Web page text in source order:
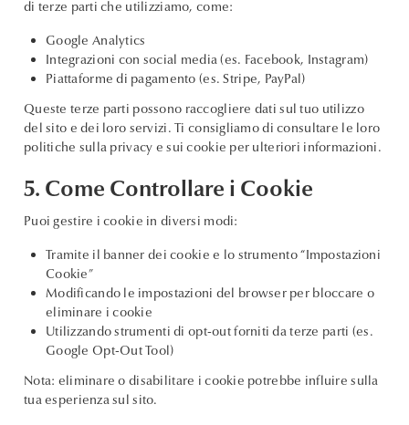
di terze parti che utilizziamo, come:
Google Analytics
Integrazioni con social media (es. Facebook, Instagram)
Piattaforme di pagamento (es. Stripe, PayPal)
Queste terze parti possono raccogliere dati sul tuo utilizzo
del sito e dei loro servizi. Ti consigliamo di consultare le loro
politiche sulla privacy e sui cookie per ulteriori informazioni.
5. Come Controllare i Cookie
Puoi gestire i cookie in diversi modi:
Tramite il banner dei cookie e lo strumento “Impostazioni
Cookie”
Modificando le impostazioni del browser per bloccare o
eliminare i cookie
Utilizzando strumenti di opt-out forniti da terze parti (es.
Google Opt-Out Tool)
Nota: eliminare o disabilitare i cookie potrebbe influire sulla
tua esperienza sul sito.